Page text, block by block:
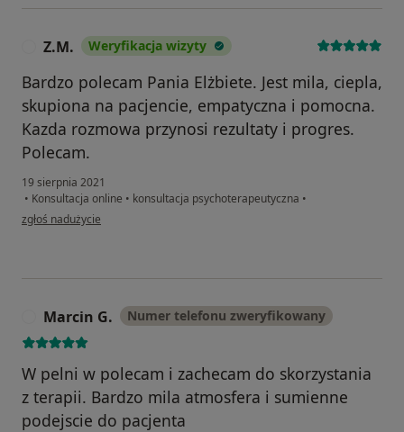
Z.M. Weryfikacja wizyty
Bardzo polecam Pania Elżbiete. Jest mila, ciepla,
skupiona na pacjencie, empatyczna i pomocna.
Kazda rozmowa przynosi rezultaty i progres.
Polecam.
19 sierpnia 2021
• Konsultacja online • konsultacja psychoterapeutyczna •
w opinii użytkownika Z.M.
zgłoś nadużycie
Marcin G. Numer telefonu zweryfikowany
W pelni w polecam i zachecam do skorzystania
z terapii. Bardzo mila atmosfera i sumienne
podejscie do pacjenta